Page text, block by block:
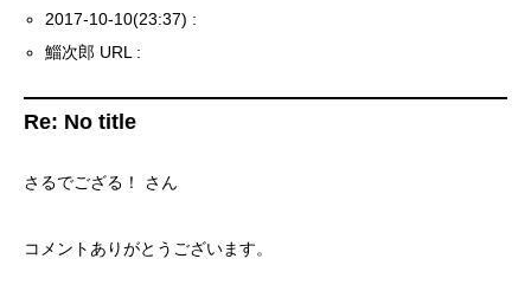
2017-10-10(23:37) :
鯔次郎 URL :
Re: No title
さるでござる！ さん
コメントありがとうございます。